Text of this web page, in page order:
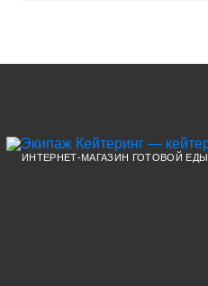
ИНТЕРНЕТ-МАГАЗИН ГОТОВОЙ ЕДЫ